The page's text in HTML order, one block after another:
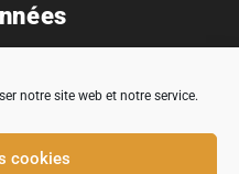
notre site web et notre service.
cookies
Cologne